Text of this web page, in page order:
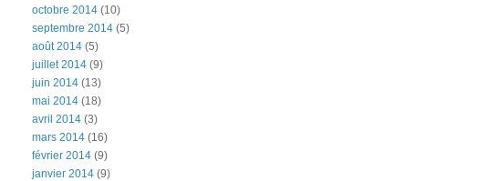
octobre 2014 (10)
septembre 2014 (5)
août 2014 (5)
juillet 2014 (9)
juin 2014 (13)
mai 2014 (18)
avril 2014 (3)
mars 2014 (16)
février 2014 (9)
janvier 2014 (9)